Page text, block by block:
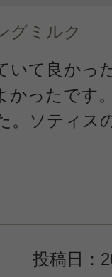
グミルク
いて良かっ
かったです
。ソティス
投稿日：